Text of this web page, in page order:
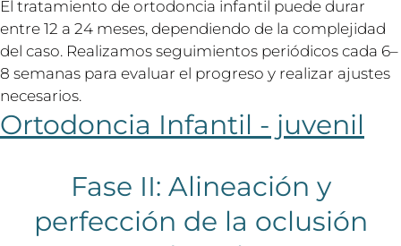
El tratamiento de ortodoncia infantil puede durar
entre 12 a 24 meses, dependiendo de la complejidad
del caso. Realizamos seguimientos periódicos cada 6–
8 semanas para evaluar el progreso y realizar ajustes
necesarios.
Ortodoncia Infantil - juvenil
Fase II: Alineación y
perfección de la oclusión